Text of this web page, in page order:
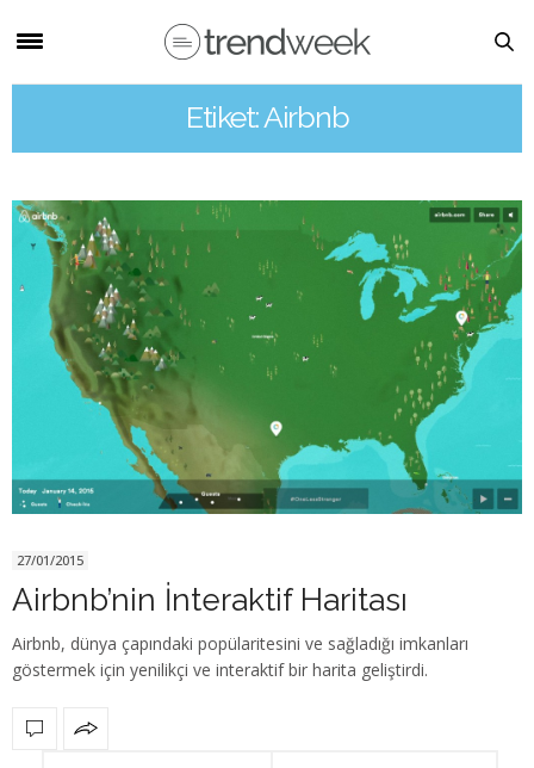
Etiket: Airbnb
27/01/2015
Airbnb’nin İnteraktif Haritası
Airbnb, dünya çapındaki popülaritesini ve sağladığı imkanları
göstermek için yenilikçi ve interaktif bir harita geliştirdi.